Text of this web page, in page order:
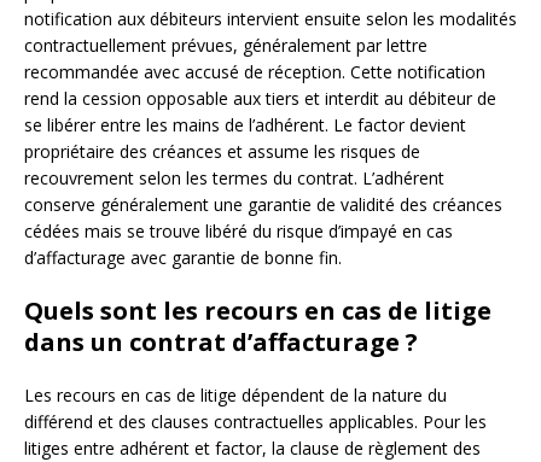
notification aux débiteurs intervient ensuite selon les modalités
contractuellement prévues, généralement par lettre
recommandée avec accusé de réception. Cette notification
rend la cession opposable aux tiers et interdit au débiteur de
se libérer entre les mains de l’adhérent. Le factor devient
propriétaire des créances et assume les risques de
recouvrement selon les termes du contrat. L’adhérent
conserve généralement une garantie de validité des créances
cédées mais se trouve libéré du risque d’impayé en cas
d’affacturage avec garantie de bonne fin.
Quels sont les recours en cas de litige
dans un contrat d’affacturage ?
Les recours en cas de litige dépendent de la nature du
différend et des clauses contractuelles applicables. Pour les
litiges entre adhérent et factor, la clause de règlement des